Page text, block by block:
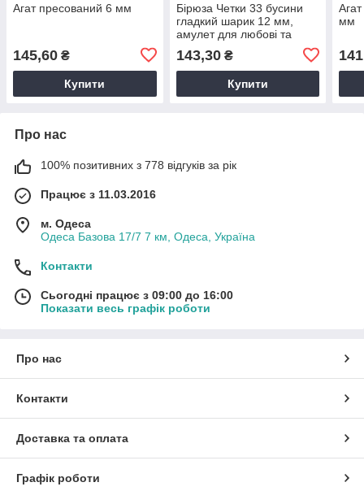
Агат пресований 6 мм
145,60 ₴
Купити
Бірюза Четки 33 бусини
гладкий шарик 12 мм,
амулет для любові та
щастя, підходить для всіх
знаків зодіаку
143,30₴
Купити
мм
Про нас
100% позитивних з 778 відгуків за рік
Працює з 11.03.2016
м. Одеса
Одеса Базова 17/7 7 км, Одеса, Україна
Контакти
Сьогодні працює з 09:00 до 16:00
Показати весь графік роботи
Про нас
Контакти
Доставка та оплата
Графік роботи